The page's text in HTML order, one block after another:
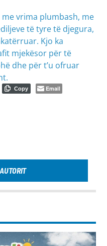
vrima plumbash, me
të tyre të djegura,
Kjo ka
mjekësor për të
dhe për t’u ofruar
Copy Email